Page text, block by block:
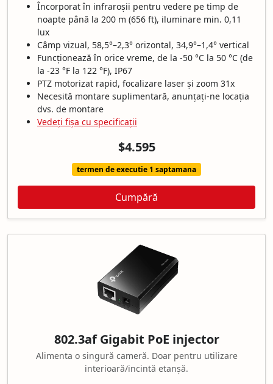
Încorporat în infraroșii pentru vedere pe timp de
noapte până la 200 m (656 ft), iluminare min. 0,11
lux
Câmp vizual, 58,5°–2,3° orizontal, 34,9°–1,4° vertical
Funcționează în orice vreme, de la -50 °C la 50 °C (de
la -23 °F la 122 °F), IP67
PTZ motorizat rapid, focalizare laser și zoom 31x
Necesită montare suplimentară, anunțați-ne locația
dvs. de montare
Vedeți fișa cu specificații
$4.595
termen de executie 1 saptamana
Cumpără
802.3af Gigabit PoE injector
Alimenta o singură cameră. Doar pentru utilizare
interioară/incintă etanșă.